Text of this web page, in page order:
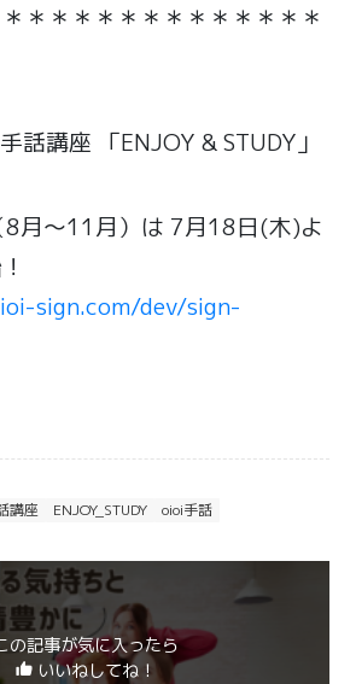
＊＊＊＊＊＊＊＊＊＊＊＊＊
話講座 「ENJOY & STUDY」
月～11月）は 7月18日(木)よ
sign.com/dev/sign-
講座 ENJOY_STUDY oioi手話
の記事が気に入ったら
いいねしてね！